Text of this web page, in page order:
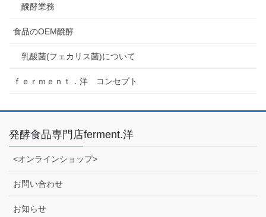
醗酵業務
食品のOEM醗酵
乳酸菌(フェカリス菌)について
ｆｅｒｍｅｎｔ．洋 コンセプト
発酵食品専門店ferment.洋
<オンラインショップ>
お問い合わせ
お知らせ